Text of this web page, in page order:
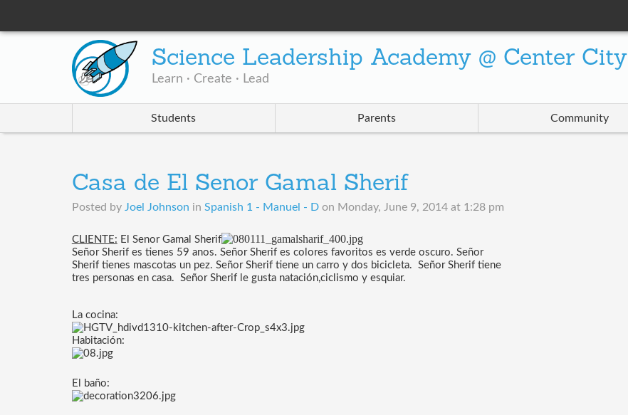
Science Leadership Academy @ Center City
Learn · Create · Lead
Students Parents Community
Casa de El Senor Gamal Sherif
Posted by Joel Johnson in Spanish 1 - Manuel - D on Monday, June 9, 2014 at 1:28 pm
CLIENTE: El Senor Gamal Sherif
Señor Sherif es tienes 59 anos. Señor Sherif es colores favoritos es verde oscuro. Señor
Sherif tienes mascotas un pez. Señor Sherif tiene un carro y dos bicicleta.  Señor Sherif tiene
tres personas en casa.  Señor Sherif le gusta natación,ciclismo y esquiar.
La cocina:
Habitación:
El baño: